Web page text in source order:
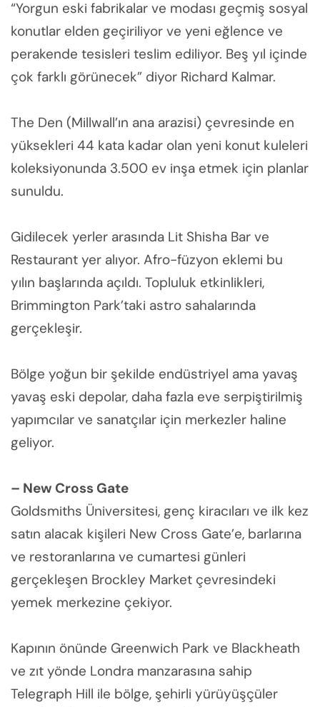
“Yorgun eski fabrikalar ve modası geçmiş sosyal
konutlar elden geçiriliyor ve yeni eğlence ve
perakende tesisleri teslim ediliyor. Beş yıl içinde
çok farklı görünecek” diyor Richard Kalmar.
The Den (Millwall’ın ana arazisi) çevresinde en
yüksekleri 44 kata kadar olan yeni konut kuleleri
koleksiyonunda 3.500 ev inşa etmek için planlar
sunuldu.
Gidilecek yerler arasında Lit Shisha Bar ve
Restaurant yer alıyor. Afro-füzyon eklemi bu
yılın başlarında açıldı. Topluluk etkinlikleri,
Brimmington Park’taki astro sahalarında
gerçekleşir.
Bölge yoğun bir şekilde endüstriyel ama yavaş
yavaş eski depolar, daha fazla eve serpiştirilmiş
yapımcılar ve sanatçılar için merkezler haline
geliyor.
– New Cross Gate
Goldsmiths Üniversitesi, genç kiracıları ve ilk kez
satın alacak kişileri New Cross Gate’e, barlarına
ve restoranlarına ve cumartesi günleri
gerçekleşen Brockley Market çevresindeki
yemek merkezine çekiyor.
Kapının önünde Greenwich Park ve Blackheath
ve zıt yönde Londra manzarasına sahip
Telegraph Hill ile bölge, şehirli yürüyüşçüler